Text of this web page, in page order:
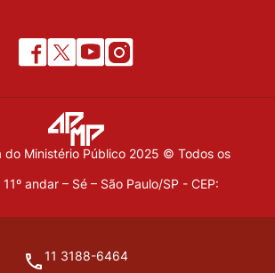
do Ministério Público 2025 © Todos os
andar – Sé – São Paulo/SP - CEP:
11 3188-6464